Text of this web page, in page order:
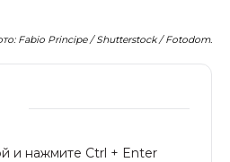
Fabio Principe / Shutterstock / Fotodom.
и нажмите Ctrl + Enter